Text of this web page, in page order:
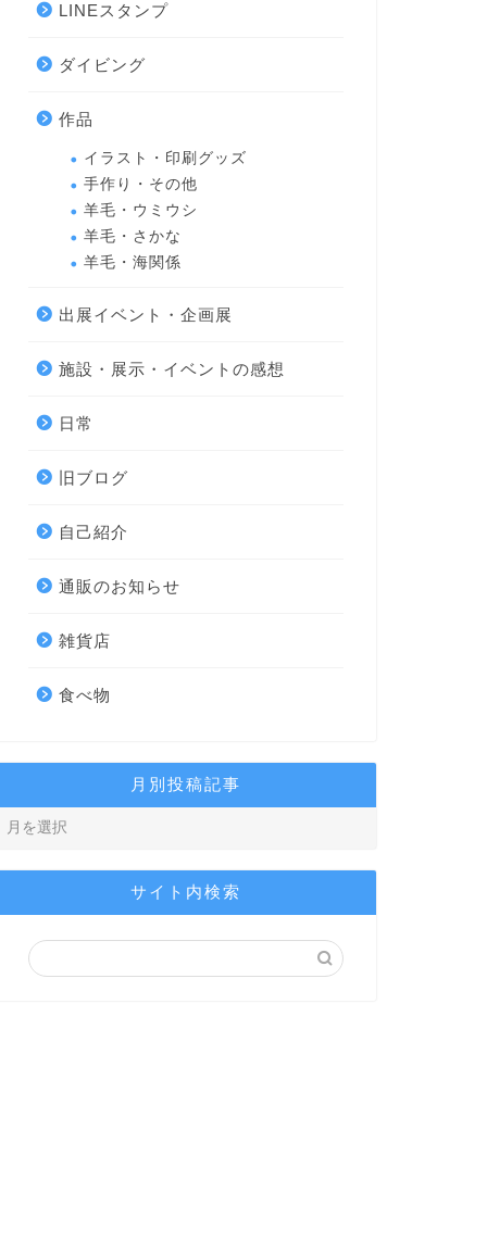
LINEスタンプ
ダイビング
作品
イラスト・印刷グッズ
手作り・その他
羊毛・ウミウシ
羊毛・さかな
羊毛・海関係
出展イベント・企画展
施設・展示・イベントの感想
日常
旧ブログ
自己紹介
通販のお知らせ
雑貨店
食べ物
月別投稿記事
サイト内検索